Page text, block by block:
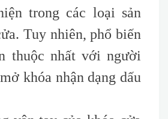
trong các loại sản
Tuy nhiên, phổ biến
thuộc nhất với người
khóa nhận dạng dấu